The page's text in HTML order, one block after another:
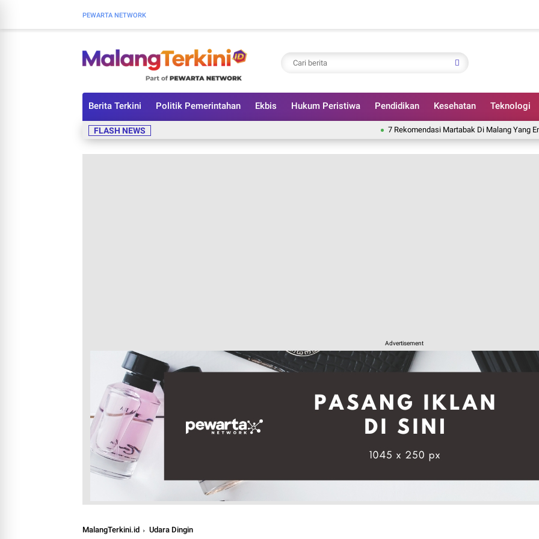
PEWARTA NETWORK
Berita Terkini Politik Pemerintahan Ekbis Hukum Peristiwa Pendidikan Kesehatan Teknologi
FLASH NEWS 7 Rekomendasi Martabak Di Malang Yang Enak,
Advertisement
MalangTerkini.id Udara Dingin